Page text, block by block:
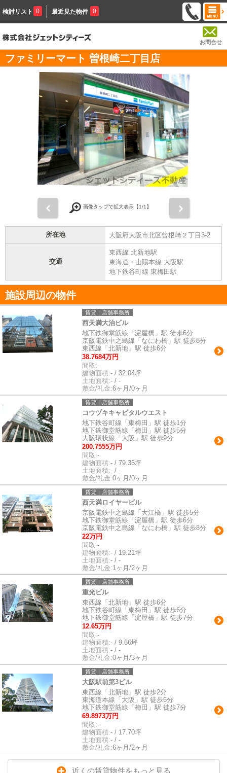
検討リスト 0 最近見た物件 0
お問合せ
ファミリーマート 曽根崎二丁目店
画像タップで拡大表示【1/1】
所在地 大阪府大阪市北区曾根崎２丁目3-2
交通
東西線 北新地駅
東海道・山陽本線 大阪駅
地下鉄谷町線 東梅田駅
施設周辺の物件
賃貸｜店舗事務所
西天満大治ビル
地下鉄御堂筋線「淀屋橋」駅 徒歩6分
京阪電鉄中之島線「なにわ橋」駅 徒歩8分
東西線「北新地」駅 徒歩6分
38.7684万円
間取:-
建物面積:- / 32.04坪
土地面積:- / -
敷金/礼金:6ヶ月/0ヶ月
賃貸｜店舗事務所
コウヅキキャピタルウエスト
地下鉄谷町線「東梅田」駅 徒歩1分
地下鉄御堂筋線「梅田」駅 徒歩5分
大阪環状線「大阪」駅 徒歩9分
200.7555万円
間取:-
建物面積:- / 79.35坪
土地面積:- / -
敷金/礼金:0ヶ月/0ヶ月
賃貸｜店舗事務所
西天満ロイヤービル
京阪電鉄中之島線「大江橋」駅 徒歩5分
地下鉄御堂筋線「淀屋橋」駅 徒歩6分
京阪電鉄中之島線「なにわ橋」駅 徒歩8分
22万円
間取:-
建物面積:- / 19.21坪
土地面積:- / -
敷金/礼金:1ヶ月/2ヶ月
賃貸｜店舗事務所
重光ビル
東西線「北新地」駅 徒歩6分
地下鉄谷町線「東梅田」駅 徒歩6分
地下鉄御堂筋線「淀屋橋」駅 徒歩7分
12.65万円
間取:-
建物面積:- / 9.66坪
土地面積:- / -
敷金/礼金:0ヶ月/3ヶ月
賃貸｜店舗事務所
大阪駅前第3ビル
東西線「北新地」駅 徒歩2分
東海道本線「大阪」駅 徒歩6分
地下鉄御堂筋線「梅田」駅 徒歩7分
69.8973万円
間取:-
建物面積:- / 17.70坪
土地面積:- / -
敷金/礼金:6ヶ月/2ヶ月
近くの賃貸物件をもっと見る